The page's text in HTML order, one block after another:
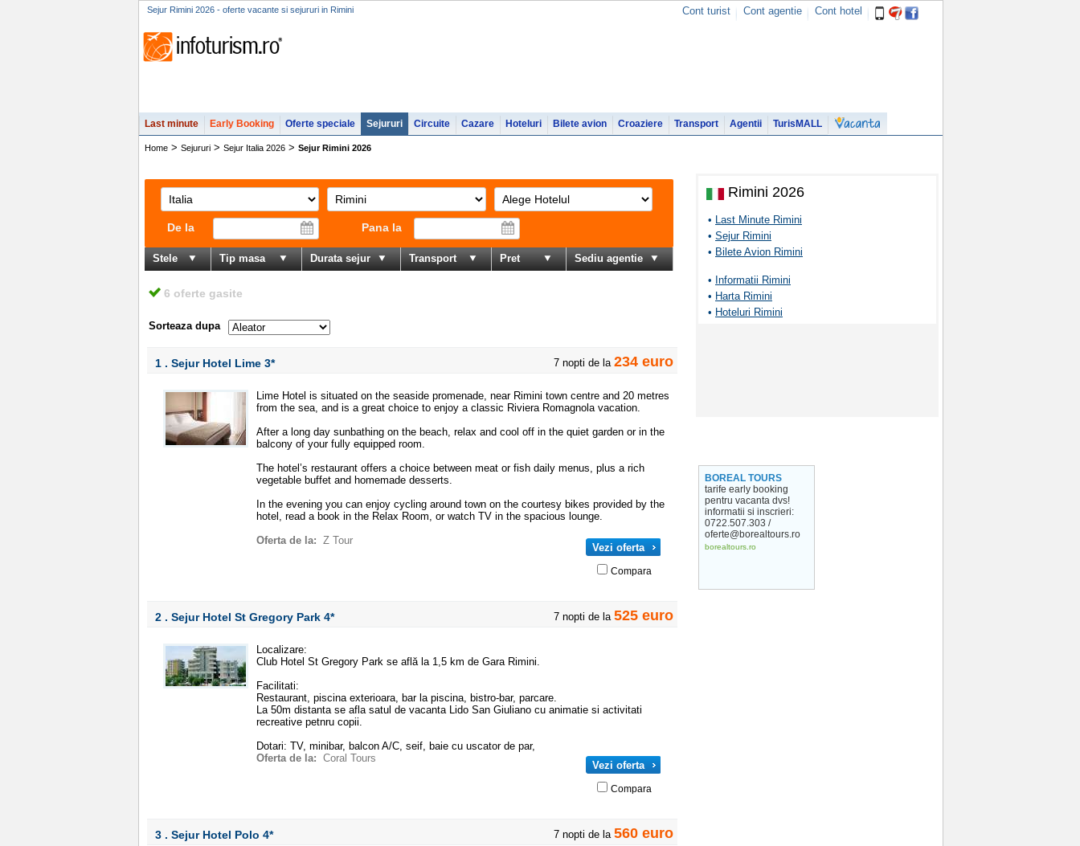
Sejur Rimini 2026 - oferte vacante si sejururi in Rimini Cont turist Cont agentie Cont hotel
Last minute Early Booking Oferte speciale Sejururi Circuite Cazare Hoteluri Bilete avion Croaziere Transport Agentii TurisMALL
Home > Sejururi > Sejur Italia 2026 > Sejur Rimini 2026
De la Pana la
Stele Tip masa Durata sejur Transport Pret Sediu agentie
6 oferte gasite
Sorteaza dupa
1 . Sejur Hotel Lime 3* 7 nopti de la 234 euro
Lime Hotel is situated on the seaside promenade, near Rimini town centre and 20 metres
from the sea, and is a great choice to enjoy a classic Riviera Romagnola vacation.
After a long day sunbathing on the beach, relax and cool off in the quiet garden or in the
balcony of your fully equipped room.
The hotel’s restaurant offers a choice between meat or fish daily menus, plus a rich
vegetable buffet and homemade desserts.
In the evening you can enjoy cycling around town on the courtesy bikes provided by the
hotel, read a book in the Relax Room, or watch TV in the spacious lounge.
Vezi oferta
Compara
Oferta de la: Z Tour
2 . Sejur Hotel St Gregory Park 4* 7 nopti de la 525 euro
Localizare:
Club Hotel St Gregory Park se află la 1,5 km de Gara Rimini.
Facilitati:
Restaurant, piscina exterioara, bar la piscina, bistro-bar, parcare.
La 50m distanta se afla satul de vacanta Lido San Giuliano cu animatie si activitati
recreative petnru copii.
Dotari: TV, minibar, balcon A/C, seif, baie cu uscator de par,
Vezi oferta
Compara
Oferta de la: Coral Tours
3 . Sejur Hotel Polo 4* 7 nopti de la 560 euro
Rimini 2026
• Last Minute Rimini
• Sejur Rimini
• Bilete Avion Rimini
• Informatii Rimini
• Harta Rimini
• Hoteluri Rimini
BOREAL TOURS
tarife early booking
pentru vacanta dvs!
informatii si inscrieri:
0722.507.303 /
oferte@borealtours.ro
borealtours.ro